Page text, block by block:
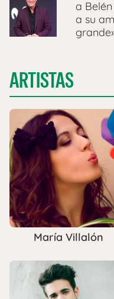
a
a su
ARTISTAS
María Villalón